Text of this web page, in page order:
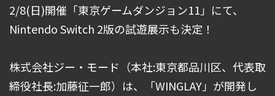
2/8(日)開催「東京ゲームダンジョン11」にて、
Nintendo Switch 2版の試遊展示も決定！
株式会社ジー・モード（本社:東京都品川区、代表取
締役社長:加藤征一郎）は、「WINGLAY」が開発し